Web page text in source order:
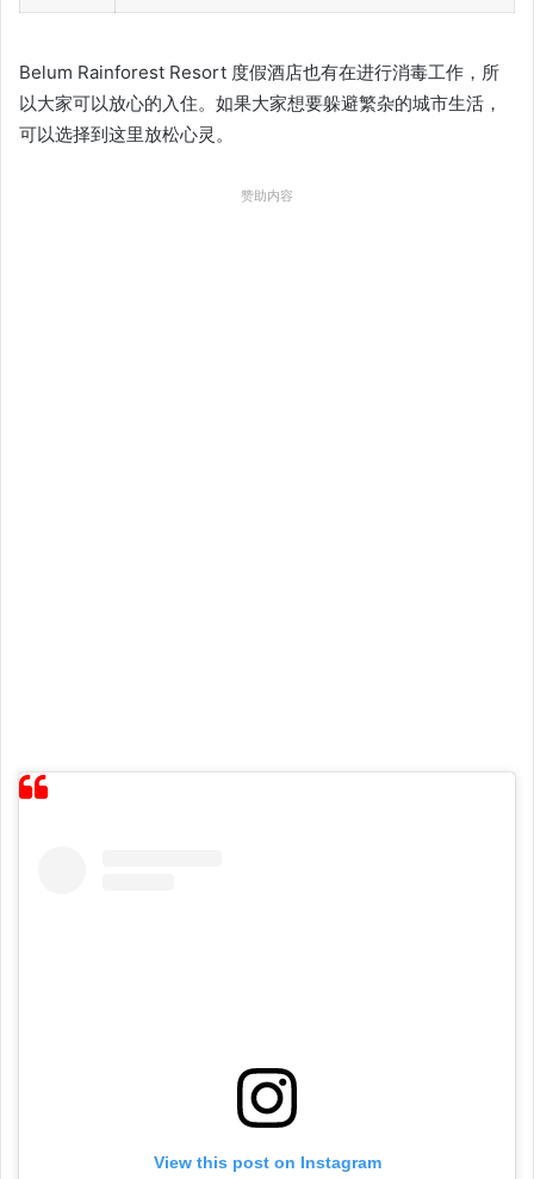
Belum Rainforest Resort 度假酒店也有在进行消毒工作，所
以大家可以放心的入住。如果大家想要躲避繁杂的城市生活，
可以选择到这里放松心灵。
赞助内容
View this post on Instagram